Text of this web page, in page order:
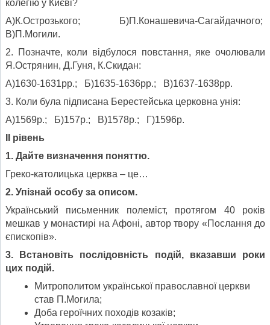
колегію у Києві?
А)К.Острозького; Б)П.Конашевича-Сагайдачного;
В)П.Могили.
2. Позначте, коли відбулося повстання, яке очолювали
Я.Острянин, Д.Гуня, К.Скидан:
А)1630-1631рр.; Б)1635-1636рр.; В)1637-1638рр.
3. Коли була підписана Берестейська церковна унія:
А)1569р.; Б)157р.; В)1578р.; Г)1596р.
ІІ рівень
1. Дайте визначення поняттю.
Греко-католицька церква – це…
2. Упізнай особу за описом.
Український письменник полеміст, протягом 40 років
мешкав у монастирі на Афоні, автор твору «Послання до
єпископів».
3. Встановіть послідовність подій, вказавши роки
цих подій.
Митрополитом української православної церкви
став П.Могила;
Доба героїчних походів козаків;